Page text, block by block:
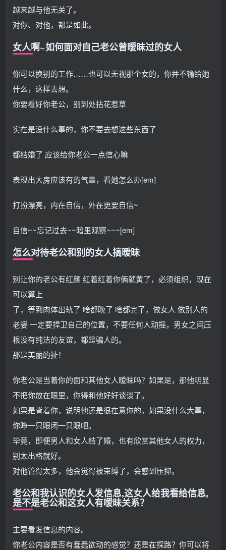
越来越与他无关了。
对你、对他，都是如此。
女人啊~如何面对自己老公曾暧昧过的女人
你可以换别的工作……也可以无视那个女的，你并不输给她
什么，这样去想。
你要看好你老公，别到处拈花惹草
实在是没什么事的，你不要去想这些东西了
都结婚了 应该给你老公一点信心嘛
表现出大房应该有的气量，看她怎么办[em]
打扮漂亮，内在自信，外在更要自信~
自信~~忘记过去~~暗里观察~~~[em]
怎么对待老公和别的女人搞暧昧
别让你的老公有红颜 红着红着你俩就黄了，必须组织，现在
可以算上
了，等到肉体出轨了 啥都晚了 啥都完了，做女人 做别人的
老婆 一定要捍卫自己的位置，不要任何人动摇，男女之间压
根没有纯洁的友谊，都是骗人的。
那是美丽的扯！
你老公是当着你的面和其他女人暧昧吗？如果是，那他明显
不把你放在眼里，你得和他好好谈谈了。
如果是背着你，说明他还是很在意你的，如果没什么大事，
你睁一只眼闭一只眼吧。
毕竟，即便男人和女人结了婚，也有欣赏其他女人的权力，
别太出格就好。
对他管得太多，他会觉得被束缚了，会感到压抑。
老公和我认识的女人发信息,这女人给我看给信息,
是不是老公和这女人有嗳昧关系？
主要看发信息的内容。
你老公内容是否有蠢蠢欲动的感觉？还是在探路？你可以将